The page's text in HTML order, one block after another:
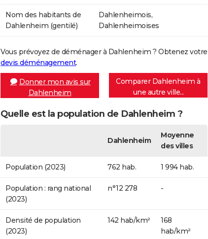
Nom des habitants de
Dahlenheim (gentilé)
Dahlenheimois,
Dahlenheimoises
Vous prévoyez de déménager à Dahlenheim ? Obtenez votre
devis déménagement.
Donner mon avis sur
Dahlenheim
Comparer Dahlenheim à
une autre ville...
Quelle est la population de Dahlenheim ?
Dahlenheim
Moyenne
des villes
Population (2023) 762 hab. 1 994 hab.
Population : rang national
(2023)
n°12 278 -
Densité de population
(2023)
142 hab/km²
168
hab/km²